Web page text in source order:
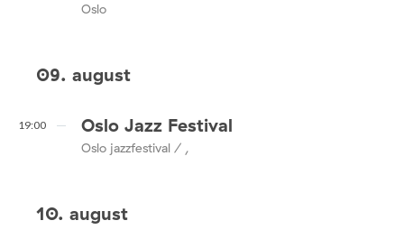
Oslo
09. august
19:00 Oslo Jazz Festival
Oslo jazzfestival / ,
10. august